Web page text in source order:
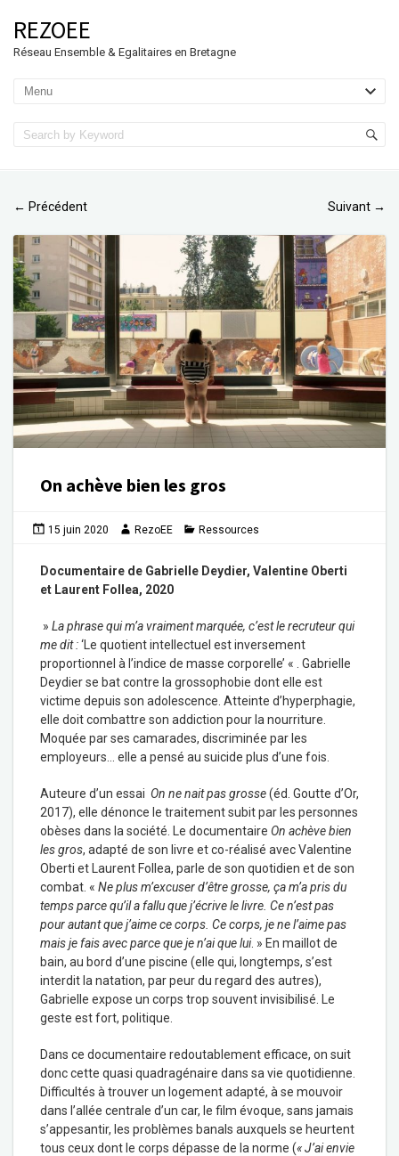
REZOEE
Réseau Ensemble & Egalitaires en Bretagne
← Précédent Suivant →
On achève bien les gros
15 juin 2020 RezoEE Ressources
Documentaire de Gabrielle Deydier, Valentine Oberti
et Laurent Follea, 2020
» La phrase qui m’a vraiment marquée, c’est le recruteur qui
me dit :‘Le quotient intellectuel est inversement
proportionnel à l’indice de masse corporelle’ « . Gabrielle
Deydier se bat contre la grossophobie dont elle est
victime depuis son adolescence. Atteinte d’hyperphagie,
elle doit combattre son addiction pour la nourriture.
Moquée par ses camarades, discriminée par les
employeurs… elle a pensé au suicide plus d’une fois.
Auteure d’un essai On ne nait pas grosse(éd. Goutte d’Or,
2017), elle dénonce le traitement subit par les personnes
obèses dans la société. Le documentaire On achève bien
les gros, adapté de son livre et co-réalisé avec Valentine
Oberti et Laurent Follea, parle de son quotidien et de son
combat. « Ne plus m’excuser d’être grosse, ça m’a pris du
temps parce qu’il a fallu que j’écrive le livre. Ce n’est pas
pour autant que j’aime ce corps. Ce corps, je ne l’aime pas
mais je fais avec parce que je n’ai que lui. » En maillot de
bain, au bord d’une piscine (elle qui, longtemps, s’est
interdit la natation, par peur du regard des autres),
Gabrielle expose un corps trop souvent invisibilisé. Le
geste est fort, politique.
Dans ce documentaire redoutablement efficace, on suit
donc cette quasi quadragénaire dans sa vie quotidienne.
Difficultés à trouver un logement adapté, à se mouvoir
dans l’allée centrale d’un car, le film évoque, sans jamais
s’appesantir, les problèmes banals auxquels se heurtent
tous ceux dont le corps dépasse de la norme (« J’ai envie